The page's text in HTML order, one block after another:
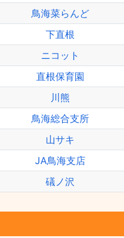
鳥海菜らんど
下直根
ニコット
直根保育園
川熊
鳥海総合支所
山サキ
JA鳥海支店
礒ノ沢